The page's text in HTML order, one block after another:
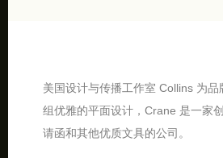
美国设计与传播工作室 Collins 为
组优雅的平面设计，Crane 是一家
请函和其他优质文具的公司。